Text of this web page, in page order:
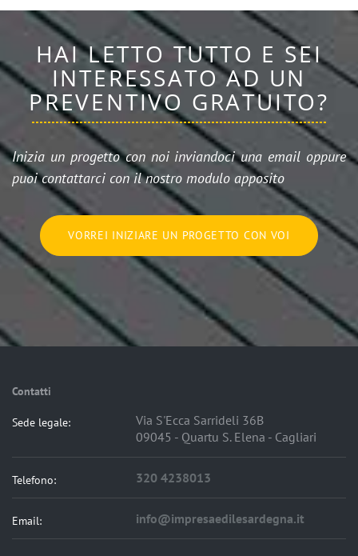
HAI LETTO TUTTO E SEI
INTERESSATO AD UN
PREVENTIVO GRATUITO?
Inizia un progetto con noi inviandoci una email oppure
puoi contattarci con il nostro modulo apposito
VORREI INIZIARE UN PROGETTO CON VOI
Contatti
Sede legale:
Via S'Ecca Sarrideli 36B
09045 - Quartu S. Elena - Cagliari
Telefono: 320 4238013
Email: info@impresaedilesardegna.it